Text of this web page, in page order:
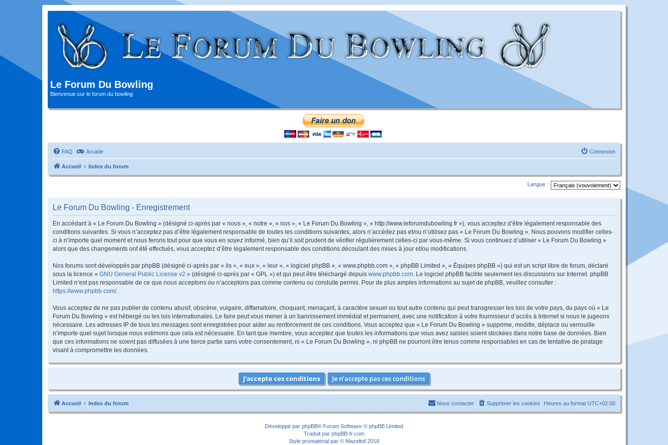
Le Forum Du Bowling
Bienvenue sur le forum du bowling
FAQ Arcade Connexion
Accueil Index du forum
Langue :
Le Forum Du Bowling - Enregistrement
En accédant à « Le Forum Du Bowling » (désigné ci-après par « nous », « notre », « nos », « Le Forum Du Bowling », « http://www.leforumdubowling.fr »), vous acceptez d’être légalement responsable des
conditions suivantes. Si vous n’acceptez pas d’être légalement responsable de toutes les conditions suivantes, alors n’accédez pas et/ou n’utilisez pas « Le Forum Du Bowling ». Nous pouvons modifier celles-
ci à n’importe quel moment et nous ferons tout pour que vous en soyez informé, bien qu’il soit prudent de vérifier régulièrement celles-ci par vous-même. Si vous continuez d’utiliser « Le Forum Du Bowling »
alors que des changements ont été effectués, vous acceptez d’être légalement responsable des conditions découlant des mises à jour et/ou modifications.
Nos forums sont développés par phpBB (désigné ci-après par « ils », « eux », « leur », « logiciel phpBB », « www.phpbb.com », « phpBB Limited », « Équipes phpBB ») qui est un script libre de forum, déclaré
sous la licence « GNU General Public License v2 » (désigné ci-après par « GPL ») et qui peut être téléchargé depuis www.phpbb.com. Le logiciel phpBB facilite seulement les discussions sur Internet. phpBB
Limited n’est pas responsable de ce que nous acceptons ou n’acceptons pas comme contenu ou conduite permis. Pour de plus amples informations au sujet de phpBB, veuillez consulter :
https://www.phpbb.com/.
Vous acceptez de ne pas publier de contenu abusif, obscène, vulgaire, diffamatoire, choquant, menaçant, à caractère sexuel ou tout autre contenu qui peut transgresser les lois de votre pays, du pays où « Le
Forum Du Bowling » est hébergé ou les lois internationales. Le faire peut vous mener à un bannissement immédiat et permanent, avec une notification à votre fournisseur d’accès à Internet si nous le jugeons
nécessaire. Les adresses IP de tous les messages sont enregistrées pour aider au renforcement de ces conditions. Vous acceptez que « Le Forum Du Bowling » supprime, modifie, déplace ou verrouille
n’importe quel sujet lorsque nous estimons que cela est nécessaire. En tant que membre, vous acceptez que toutes les informations que vous avez saisies soient stockées dans notre base de données. Bien
que ces informations ne soient pas diffusées à une tierce partie sans votre consentement, ni « Le Forum Du Bowling », ni phpBB ne pourront être tenus comme responsables en cas de tentative de piratage
visant à compromettre les données.
Accueil Index du forum Heures au format UTC+02:00
Supprimer les cookies
Nous contacter
Développé par phpBB® Forum Software © phpBB Limited
Traduit par phpBB-fr.com
Style promaterial par © Mazeltof 2018